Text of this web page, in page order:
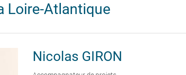
Loire-Atlantique
Nicolas GIRON